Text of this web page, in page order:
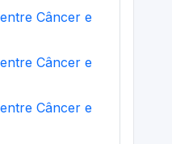
Câncer e
Câncer e
Câncer e